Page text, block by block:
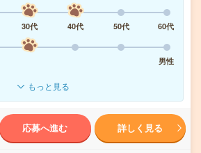
30代 40代 50代
60代
男性
もっと見る
応募へ進む 詳しく見る